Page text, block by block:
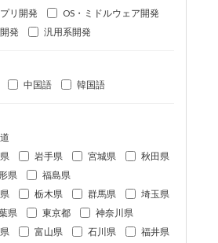
リ開発
OS・ミドルウェア開発
発
汎用系開発
中国語 韓国語
岩手県 宮城県
秋田県
県
福島県
栃木県 群馬県
埼玉県
県
東京都 神奈川県
富山県 石川県
福井県